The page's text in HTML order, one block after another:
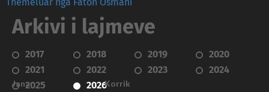
Themeluar nga Faton Osmani
Arkivi i lajmeve
2017 2018 2019
2020
2021
2022 2023
2024
2025
2026
Janar
Korrik